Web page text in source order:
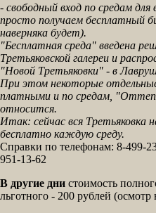
- свободный вход по средам
просто получаем бесплатный
наверняка будет).
"Бесплатная среда" введена
Третьяковской галереи и
"Новой Третьяковки" - в
При этом некоторые
платными и по средам,
относится.
Итак: сейчас вся Третьяковка
бесплатно каждую среду.
Справки по телефонам: 8-499-
951-13-62
В другие дни стоимость
льготного - 200 рублей (осмотр